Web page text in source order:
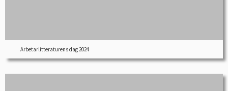
Arbetarlitteraturens dag 2024